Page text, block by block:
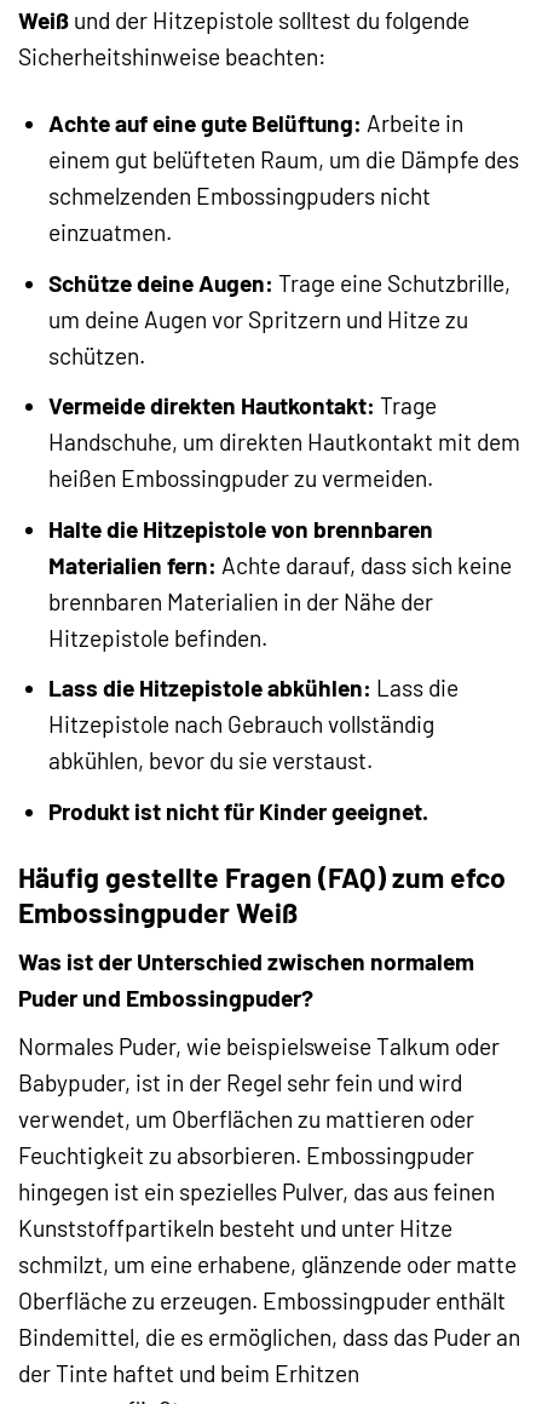
Weiß und der Hitzepistole solltest du folgende
Sicherheitshinweise beachten:
Achte auf eine gute Belüftung: Arbeite in
einem gut belüfteten Raum, um die Dämpfe des
schmelzenden Embossingpuders nicht
einzuatmen.
Schütze deine Augen: Trage eine Schutzbrille,
um deine Augen vor Spritzern und Hitze zu
schützen.
Vermeide direkten Hautkontakt: Trage
Handschuhe, um direkten Hautkontakt mit dem
heißen Embossingpuder zu vermeiden.
Halte die Hitzepistole von brennbaren
Materialien fern: Achte darauf, dass sich keine
brennbaren Materialien in der Nähe der
Hitzepistole befinden.
Lass die Hitzepistole abkühlen: Lass die
Hitzepistole nach Gebrauch vollständig
abkühlen, bevor du sie verstaust.
Produkt ist nicht für Kinder geeignet.
Häufig gestellte Fragen (FAQ) zum efco
Embossingpuder Weiß
Was ist der Unterschied zwischen normalem
Puder und Embossingpuder?
Normales Puder, wie beispielsweise Talkum oder
Babypuder, ist in der Regel sehr fein und wird
verwendet, um Oberflächen zu mattieren oder
Feuchtigkeit zu absorbieren. Embossingpuder
hingegen ist ein spezielles Pulver, das aus feinen
Kunststoffpartikeln besteht und unter Hitze
schmilzt, um eine erhabene, glänzende oder matte
Oberfläche zu erzeugen. Embossingpuder enthält
Bindemittel, die es ermöglichen, dass das Puder an
der Tinte haftet und beim Erhitzen